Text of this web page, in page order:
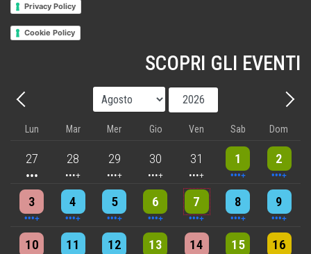
Privacy Policy
Cookie Policy
SCOPRI GLI EVENTI
Precedente - Mese
Anno
Lun Mar Mer Gio Ven Sab Dom
27
3 events 28
4 events 29
5 events 30
5 events 31
5 events 1
9 events 2
8 events
3
4 events 4
4 events 5
7 events 6
6 events 7
5 events 8
7 events 9
8 events
10
5 events 11
7 events 12
6 events 13
9 events 14
3 events 15
7 events 16
4 events